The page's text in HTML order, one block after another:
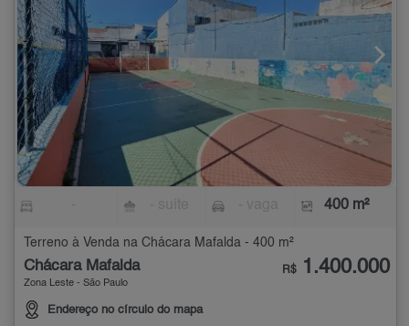
400 m²
Terreno à Venda na Chácara Mafalda - 400 m²
Chácara Mafalda
Zona Leste - São Paulo
Endereço no círculo do mapa
R$ 1.400.000